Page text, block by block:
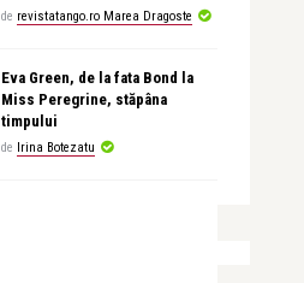
de revistatango.ro Marea Dragoste
Eva Green, de la fata Bond la
Miss Peregrine, stăpâna
timpului
de Irina Botezatu